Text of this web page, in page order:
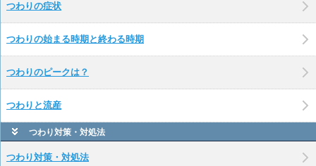
つわりの症状
つわりの始まる時期と終わる時期
つわりのピークは？
つわりと流産
つわり対策・対処法
つわり対策・対処法